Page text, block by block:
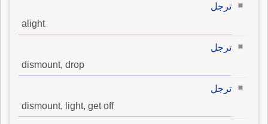
ترجل
alight
ترجل
dismount, drop
ترجل
dismount, light, get off